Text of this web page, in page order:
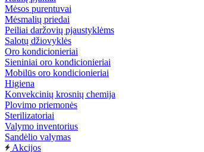
Mėsos purentuvai
Mėsmalių priedai
Peiliai daržovių pjaustyklėms
Salotų džiovyklės
Oro kondicionieriai
Sieniniai oro kondicionieriai
Mobilūs oro kondicionieriai
Higiena
Konvekcinių krosnių chemija
Plovimo priemonės
Sterilizatoriai
Valymo inventorius
Sandėlio valymas
Akcijos